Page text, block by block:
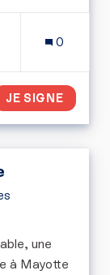
0
JE SIGNE
une
à Mayotte